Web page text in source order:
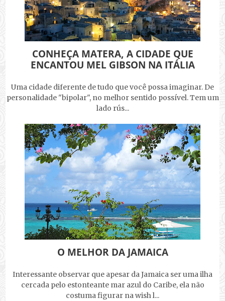
CONHEÇA MATERA, A CIDADE QUE
ENCANTOU MEL GIBSON NA ITÁLIA
Uma cidade diferente de tudo que você possa imaginar. De
personalidade "bipolar", no melhor sentido possível. Tem um
lado rús...
O MELHOR DA JAMAICA
Interessante observar que apesar da Jamaica ser uma ilha
cercada pelo estonteante mar azul do Caribe, ela não
costuma figurar na wish l...